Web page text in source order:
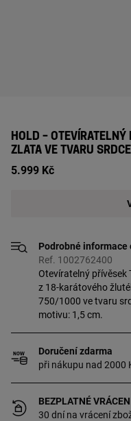
HOLD – OTEVÍRATELNÝ
ZLATA VE TVARU SRDCE
5.999 Kč
Podrobné informace
Ref. 1002762400
Otevíratelný přívěsek
z 18-karátového
750/1000 ve tvaru
motivu: 1,5 cm.
Doručení zdarma
při nákupu nad 2000
BEZPLATNÉ
30 dní na vrácení